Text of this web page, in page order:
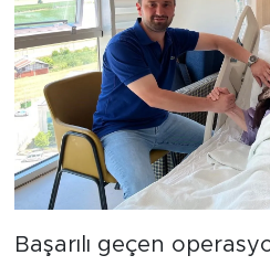
Başarılı geçen